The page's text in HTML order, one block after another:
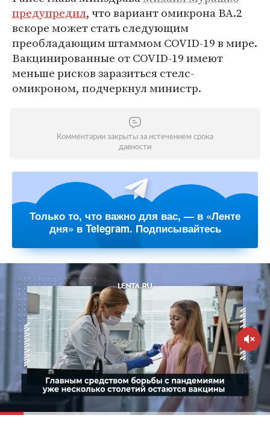
предупредил, что вариант омикрона BA.2
вскоре может стать следующим
преобладающим штаммом COVID-19 в мире.
Вакцинированные от COVID-19 имеют
меньше рисков заразиться стелс-
омикроном, подчеркнул министр.
Комментарии закрыты за истечением срока
давности
Только то, что важно для вас, — в «Ленте
дня» в Telegram. Подписывайтесь